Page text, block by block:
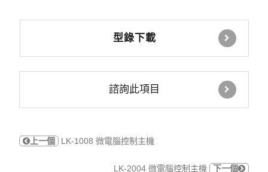
型錄下載
諮詢此項目
上一個 LK-1008 微電腦控制主機
LK-2004 微電腦控制主機 下一個